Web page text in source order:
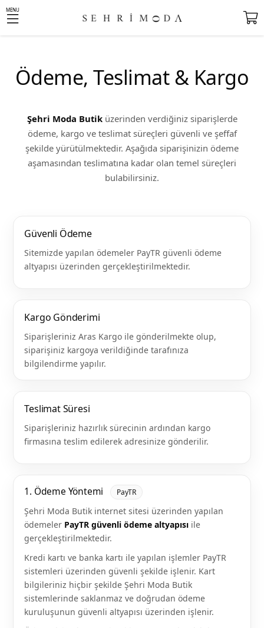
MENU
Ödeme, Teslimat & Kargo
Şehri Moda Butiküzerinden verdiğiniz siparişlerde
ödeme, kargo ve teslimat süreçleri güvenli ve şeffaf
şekilde yürütülmektedir. Aşağıda siparişinizin ödeme
aşamasından teslimatına kadar olan temel süreçleri
bulabilirsiniz.
Güvenli Ödeme
Sitemizde yapılan ödemeler PayTR güvenli ödeme
altyapısı üzerinden gerçekleştirilmektedir.
Kargo Gönderimi
Siparişleriniz Aras Kargo ile gönderilmekte olup,
siparişiniz kargoya verildiğinde tarafınıza
bilgilendirme yapılır.
Teslimat Süresi
Siparişleriniz hazırlık sürecinin ardından kargo
firmasına teslim edilerek adresinize gönderilir.
1. Ödeme Yöntemi PayTR
Şehri Moda Butik internet sitesi üzerinden yapılan
ödemeler PayTR güvenli ödeme altyapısı ile
gerçekleştirilmektedir.
Kredi kartı ve banka kartı ile yapılan işlemler PayTR
sistemleri üzerinden güvenli şekilde işlenir. Kart
bilgileriniz hiçbir şekilde Şehri Moda Butik
sistemlerinde saklanmaz ve doğrudan ödeme
kuruluşunun güvenli altyapısı üzerinden işlenir.